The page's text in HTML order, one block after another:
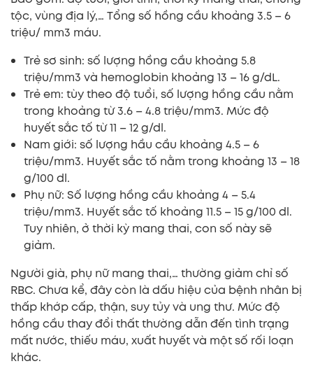
tộc, vùng địa lý,… Tổng số hồng cầu khoảng 3.5 – 6
triệu/ mm3 máu.
Trẻ sơ sinh: số lượng hồng cầu khoảng 5.8
triệu/mm3 và hemoglobin khoảng 13 – 16 g/dL.
Trẻ em: tùy theo độ tuổi, số lượng hồng cầu nằm
trong khoảng từ 3.6 – 4.8 triệu/mm3. Mức độ
huyết sắc tố từ 11 – 12 g/dl.
Nam giới: số lượng hầu cầu khoảng 4.5 – 6
triệu/mm3. Huyết sắc tố nằm trong khoảng 13 – 18
g/100 dl.
Phụ nữ: Số lượng hồng cầu khoảng 4 – 5.4
triệu/mm3. Huyết sắc tố khoảng 11.5 – 15 g/100 dl.
Tuy nhiên, ở thời kỳ mang thai, con số này sẽ
giảm.
Người già, phụ nữ mang thai,… thường giảm chỉ số
RBC. Chưa kể, đây còn là dấu hiệu của bệnh nhân bị
thấp khớp cấp, thận, suy tủy và ung thư. Mức độ
hồng cầu thay đổi thất thường dẫn đến tình trạng
mất nước, thiếu máu, xuất huyết và một số rối loạn
khác.